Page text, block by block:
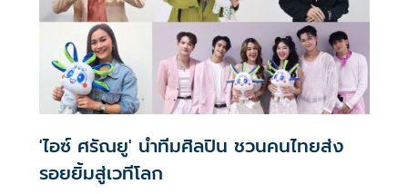
'ไอซ์ ศรัณยู' นำทีมศิลปิน ชวนคนไทยส่ง
รอยยิ้มสู่เวทีโลก